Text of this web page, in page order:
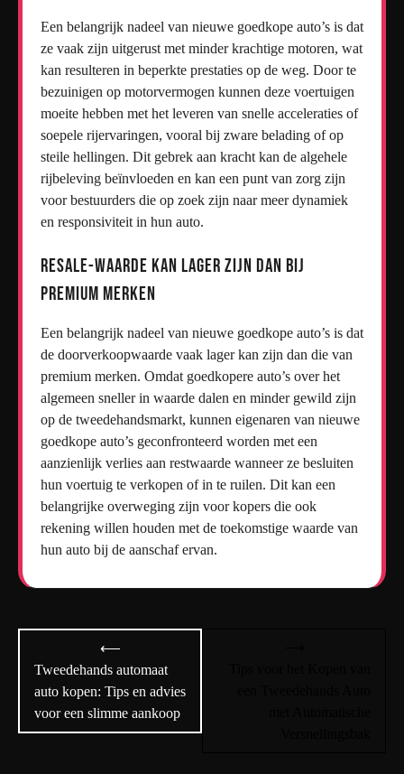
Een belangrijk nadeel van nieuwe goedkope auto’s is dat
ze vaak zijn uitgerust met minder krachtige motoren, wat
kan resulteren in beperkte prestaties op de weg. Door te
bezuinigen op motorvermogen kunnen deze voertuigen
moeite hebben met het leveren van snelle acceleraties of
soepele rijervaringen, vooral bij zware belading of op
steile hellingen. Dit gebrek aan kracht kan de algehele
rijbeleving beïnvloeden en kan een punt van zorg zijn
voor bestuurders die op zoek zijn naar meer dynamiek
en responsiviteit in hun auto.
Resale-waarde kan lager zijn dan bij
premium merken
Een belangrijk nadeel van nieuwe goedkope auto’s is dat
de doorverkoopwaarde vaak lager kan zijn dan die van
premium merken. Omdat goedkopere auto’s over het
algemeen sneller in waarde dalen en minder gewild zijn
op de tweedehandsmarkt, kunnen eigenaren van nieuwe
goedkope auto’s geconfronteerd worden met een
aanzienlijk verlies aan restwaarde wanneer ze besluiten
hun voertuig te verkopen of in te ruilen. Dit kan een
belangrijke overweging zijn voor kopers die ook
rekening willen houden met de toekomstige waarde van
hun auto bij de aanschaf ervan.
navigatie
⟵
Tweedehands automaat
auto kopen: Tips en advies
voor een slimme aankoop